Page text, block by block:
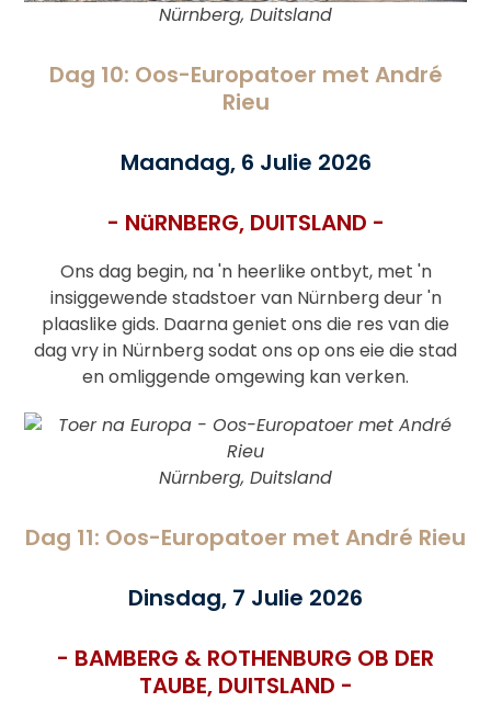
Nürnberg, Duitsland
Dag 10: Oos-Europatoer met André
Rieu
Maandag, 6 Julie 2026
- NüRNBERG, DUITSLAND -
Ons dag begin, na 'n heerlike ontbyt, met 'n
insiggewende stadstoer van Nürnberg deur 'n
plaaslike gids. Daarna geniet ons die res van die
dag vry in Nürnberg sodat ons op ons eie die stad
en omliggende omgewing kan verken.
Nürnberg, Duitsland
Dag 11: Oos-Europatoer met André Rieu
Dinsdag, 7 Julie 2026
- BAMBERG & ROTHENBURG OB DER
TAUBE, DUITSLAND -